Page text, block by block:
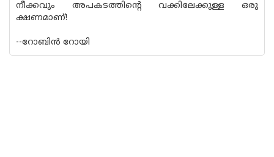
നീക്കവും അപകടത്തിൻ്റെ വക്കിലേക്കുള്ള ഒരു
ക്ഷണമാണ്!
--റോബിൻ റോയി